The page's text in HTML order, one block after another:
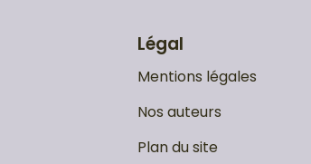
Légal
Mentions légales
Nos auteurs
Plan du site